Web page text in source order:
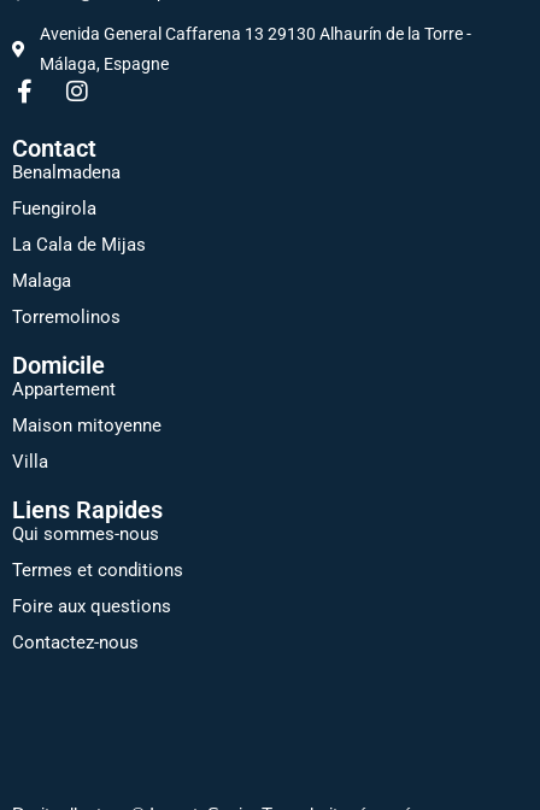
Avenida General Caffarena 13 29130 Alhaurín de la Torre -
Málaga, Espagne
Contact
Benalmadena
Fuengirola
La Cala de Mijas
Malaga
Torremolinos
Domicile
Appartement
Maison mitoyenne
Villa
Liens Rapides
Qui sommes-nous
Termes et conditions
Foire aux questions
Contactez-nous